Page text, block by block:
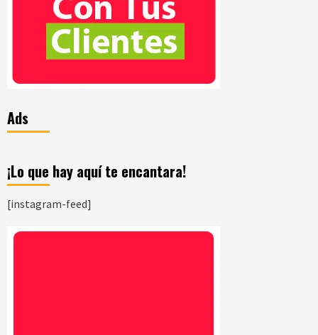
Ads
¡Lo que hay aquí te encantara!
[instagram-feed]